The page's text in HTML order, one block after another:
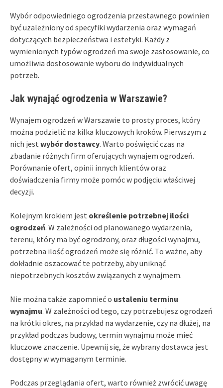
Wybór odpowiedniego ogrodzenia przestawnego powinien
być uzależniony od specyfiki wydarzenia oraz wymagań
dotyczących bezpieczeństwa i estetyki. Każdy z
wymienionych typów ogrodzeń ma swoje zastosowanie, co
umożliwia dostosowanie wyboru do indywidualnych
potrzeb.
Jak wynająć ogrodzenia w Warszawie?
Wynajem ogrodzeń w Warszawie to prosty proces, który
można podzielić na kilka kluczowych kroków. Pierwszym z
nich jest wybór dostawcy. Warto poświęcić czas na
zbadanie różnych firm oferujących wynajem ogrodzeń.
Porównanie ofert, opinii innych klientów oraz
doświadczenia firmy może pomóc w podjęciu właściwej
decyzji.
Kolejnym krokiem jest określenie potrzebnej ilości
ogrodzeń. W zależności od planowanego wydarzenia,
terenu, który ma być ogrodzony, oraz długości wynajmu,
potrzebna ilość ogrodzeń może się różnić. To ważne, aby
dokładnie oszacować te potrzeby, aby uniknąć
niepotrzebnych kosztów związanych z wynajmem.
Nie można także zapomnieć o ustaleniu terminu
wynajmu. W zależności od tego, czy potrzebujesz ogrodzeń
na krótki okres, na przykład na wydarzenie, czy na dłużej, na
przykład podczas budowy, termin wynajmu może mieć
kluczowe znaczenie. Upewnij się, że wybrany dostawca jest
dostępny w wymaganym terminie.
Podczas przeglądania ofert, warto również zwrócić uwagę